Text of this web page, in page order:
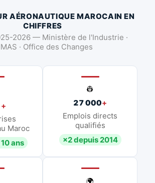
AÉRONAUTIQUE MAROCAIN EN
CHIFFRES
2026 — Ministère de l'Industrie ·
· Office des Changes
+
Maroc
ans
👷
27 000+
Emplois directs
qualifiés
×2 depuis 2014
🌍